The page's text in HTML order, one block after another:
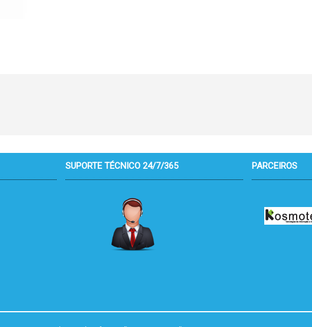
SUPORTE TÉCNICO 24/7/365 PARCEIROS